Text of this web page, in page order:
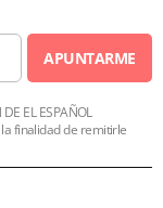
APUNTARME
EL ESPAÑOL
la finalidad de remitirle